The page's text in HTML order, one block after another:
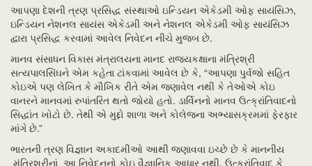
આપણા દેશની ત્રણ પ્રસિદ્ધ સંસ્થાઓ ઇન્ડિયન એકેડમી ઓફ સાયંસિઝ,
ઇન્ડિયન નેશનલ સાયંસ એકેડમી અને નેશનલ એકેડમી ઓફ સાયંસિઝ
દ્વારા પ્રસિદ્ધ કરવામાં આવેલ નિવેદન નીચે મુજબ છે.
માનવ સંસાધન વિકાસ મંત્રાલયના માનદ રાજ્યકક્ષાના મંત્રિશ્રી
સત્યપાલસિંઘને એમ કહેતા ટાંકવામાં આવેલ છે કે, “આપણા પુર્વજો સહિત
કોઇએ પણ લેખિત કે મૌખિક રીતે એમ જણાવેલ નથી કે તેઓએ કોઇ
વાનરને માનવમાં રુપાંતરિત થતો જોયો હતો. ડાર્વિનનો માનવ ઉત્ક્રાંતિવાદનો
સિદ્ધાંત ખોટો છે. તેથી એ મુદ્દો શાળા અને કોલેજના અભ્યાસક્રમમાં ફેરફાર
માંગે છે.”
ભારતની ત્રણ વિજ્ઞાન અકાદમીઓ આથી જણાવવા ઇચ્છે છે કે માનનીય
મંત્રિશ્રીનાં આ નિવેદનનો કોઇ વૈજ્ઞાનિક આધાર નથી. ઉત્ક્રાંતિવાદ કે